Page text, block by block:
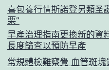
喜包養行情斯諾登另類圣
栗”
早產治理指南更換新的資
長度篩查以預防早產
常規體檢難察覺 血管斑塊